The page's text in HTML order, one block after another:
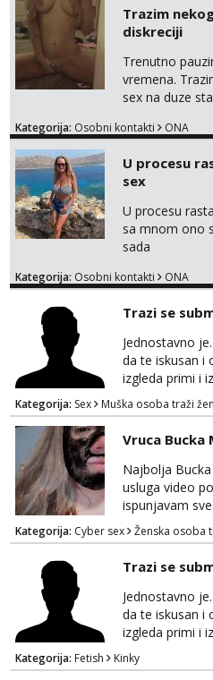
Trazim
diskreciji
Trenutno
vremena.
sex na duze
Kategorija: Osobni kontakti ONA
U procesu
sex
U procesu
sa mnom ono
sada
Kategorija: Osobni kontakti ONA
Trazi se
Jednostavno
da te iskusan i
izgleda primi i
on zeli raditi.
poslusna.
Nikakve
interesiraju.
bonovima i
ukratko o sebi
Kategorija: Sex Muška osoba traži
Vruca Bucka
Najbolja
usluga video
ispunjavam
neugodnih
Kategorija: Cyber sex Ženska osoba
Trazi se
Jednostavno
da te iskusan i
izgleda primi i
on zeli raditi.
poslusna.
Kategorija: Fetish Kinky